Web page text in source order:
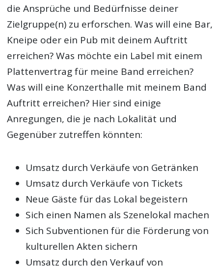
die Ansprüche und Bedürfnisse deiner
Zielgruppe(n) zu erforschen. Was will eine Bar,
Kneipe oder ein Pub mit deinem Auftritt
erreichen? Was möchte ein Label mit einem
Plattenvertrag für meine Band erreichen?
Was will eine Konzerthalle mit meinem Band
Auftritt erreichen? Hier sind einige
Anregungen, die je nach Lokalität und
Gegenüber zutreffen könnten:
Umsatz durch Verkäufe von Getränken
Umsatz durch Verkäufe von Tickets
Neue Gäste für das Lokal begeistern
Sich einen Namen als Szenelokal machen
Sich Subventionen für die Förderung von
kulturellen Akten sichern
Umsatz durch den Verkauf von